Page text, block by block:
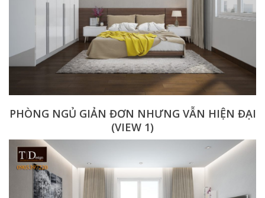
PHÒNG NGỦ GIẢN ĐƠN NHƯNG VẪN HIỆN ĐẠI
(VIEW 1)